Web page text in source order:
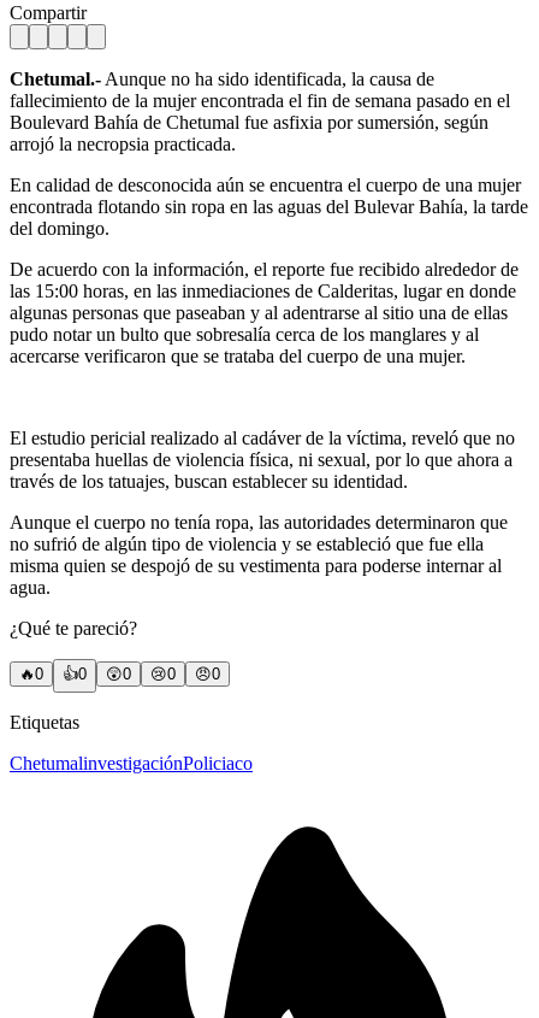
Compartir
Chetumal.- Aunque no ha sido identificada, la causa de
fallecimiento de la mujer encontrada el fin de semana pasado en el
Boulevard Bahía de Chetumal fue asfixia por sumersión, según
arrojó la necropsia practicada.
En calidad de desconocida aún se encuentra el cuerpo de una mujer
encontrada flotando sin ropa en las aguas del Bulevar Bahía, la tarde
del domingo.
De acuerdo con la información, el reporte fue recibido alrededor de
las 15:00 horas, en las inmediaciones de Calderitas, lugar en donde
algunas personas que paseaban y al adentrarse al sitio una de ellas
pudo notar un bulto que sobresalía cerca de los manglares y al
acercarse verificaron que se trataba del cuerpo de una mujer.
El estudio pericial realizado al cadáver de la víctima, reveló que no
presentaba huellas de violencia física, ni sexual, por lo que ahora a
través de los tatuajes, buscan establecer su identidad.
Aunque el cuerpo no tenía ropa, las autoridades determinaron que
no sufrió de algún tipo de violencia y se estableció que fue ella
misma quien se despojó de su vestimenta para poderse internar al
agua.
¿Qué te pareció?
🔥0 👍0 😲0 😢0 😠0
Etiquetas
ChetumalinvestigaciónPoliciaco